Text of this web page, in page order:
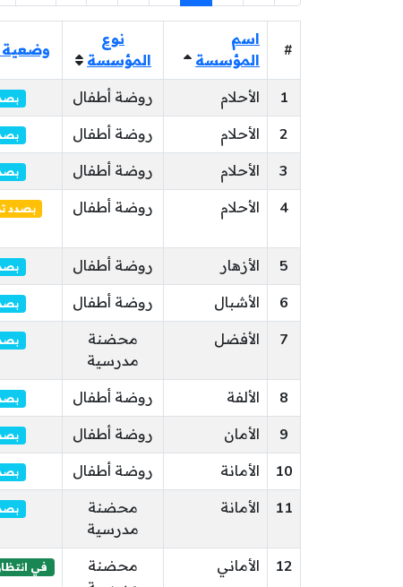
#
اسم
المؤسسة
نوع
المؤسسة
1 الأحلام روضة أطفال
2
الأحلام روضة أطفال
3
الأحلام روضة أطفال
4
الأحلام روضة أطفال بصدد
5 الأزهار روضة أطفال
6
الأشبال روضة أطفال
7
الأفضل
محضنة
مدرسية
8 الألفة روضة أطفال
9
الأمان روضة أطفال
10
الأمانة روضة أطفال
11
الأمانة
محضنة
مدرسية
12 الأماني
محضنة
في